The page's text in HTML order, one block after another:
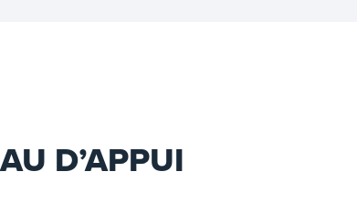
D’APPUI